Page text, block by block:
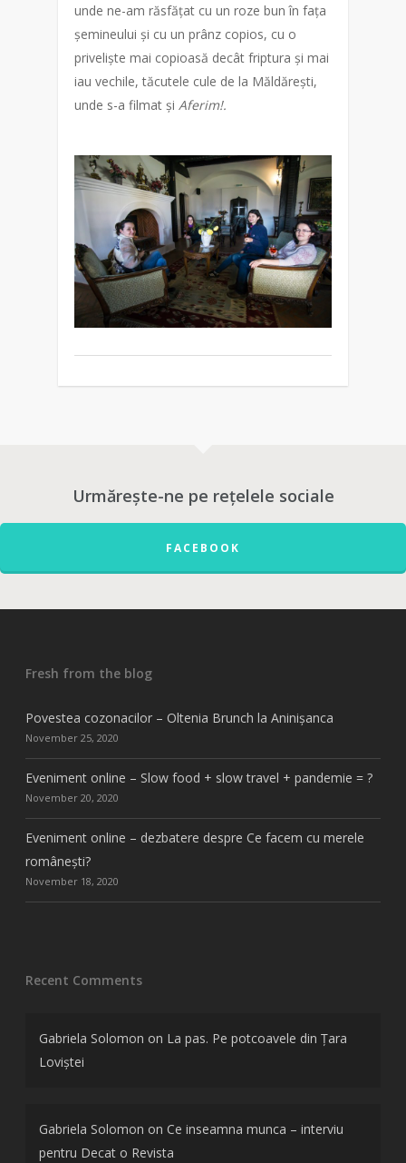
unde ne-am răsfățat cu un roze bun în fața
șemineului și cu un prânz copios, cu o
priveliște mai copioasă decât friptura și mai
iau vechile, tăcutele cule de la Măldărești,
unde s-a filmat și Aferim!.
Urmărește-ne pe rețelele sociale
FACEBOOK
Fresh from the blog
Povestea cozonacilor – Oltenia Brunch la Aninișanca
November 25, 2020
Eveniment online – Slow food + slow travel + pandemie = ?
November 20, 2020
Eveniment online – dezbatere despre Ce facem cu merele
românești?
November 18, 2020
Recent Comments
Gabriela Solomon on La pas. Pe potcoavele din Țara
Loviștei
Gabriela Solomon on Ce inseamna munca – interviu
pentru Decat o Revista